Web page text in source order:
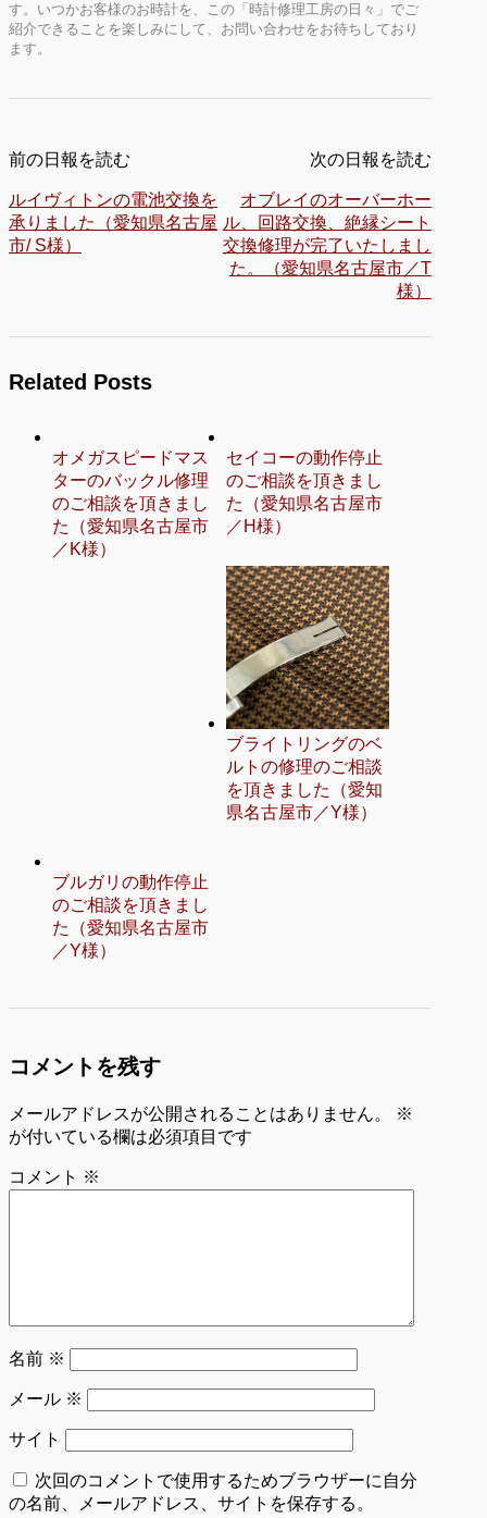
す。いつかお客様のお時計を、この「時計修理工房の日々」でご
紹介できることを楽しみにして、お問い合わせをお待ちしており
ます。
前の日報を読む
ルイヴィトンの電池交換を
承りました（愛知県名古屋
市/ S様）
次の日報を読む
オブレイのオーバーホー
ル、回路交換、絶縁シート
交換修理が完了いたしまし
た。（愛知県名古屋市／T
様）
Related Posts
オメガスピードマス
ターのバックル修理
のご相談を頂きまし
た（愛知県名古屋市
／K様）
セイコーの動作停止
のご相談を頂きまし
た（愛知県名古屋市
／H様）
ブライトリングのベ
ルトの修理のご相談
を頂きました（愛知
県名古屋市／Y様）
ブルガリの動作停止
のご相談を頂きまし
た（愛知県名古屋市
／Y様）
コメントを残す
メールアドレスが公開されることはありません。
※
が付いている欄は必須項目です
コメント ※
名前 ※
メール ※
サイト
次回のコメントで使用するためブラウザーに自分
の名前、メールアドレス、サイトを保存する。